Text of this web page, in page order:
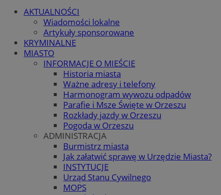
AKTUALNOŚCI
Wiadomości lokalne
Artykuły sponsorowane
KRYMINALNE
MIASTO
INFORMACJE O MIEŚCIE
Historia miasta
Ważne adresy i telefony
Harmonogram wywozu odpadów
Parafie i Msze Święte w Orzeszu
Rozkłady jazdy w Orzeszu
Pogoda w Orzeszu
ADMINISTRACJA
Burmistrz miasta
Jak załatwić sprawę w Urzędzie Miasta?
INSTYTUCJE
Urząd Stanu Cywilnego
MOPS